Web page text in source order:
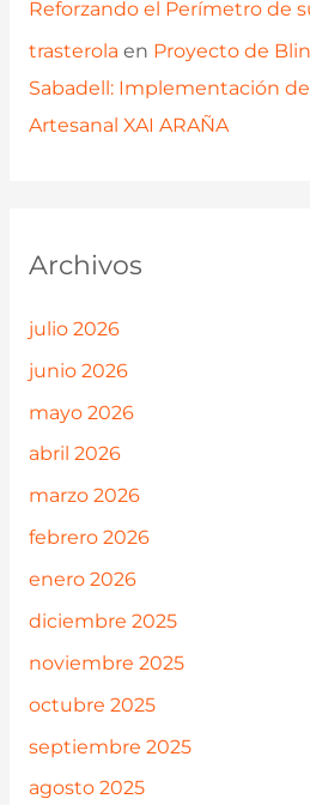
Reforzando el Perímetro de
trasterola en Proyecto de
Sabadell: Implementación de
Artesanal XAI ARAÑA
Archivos
julio 2026
junio 2026
mayo 2026
abril 2026
marzo 2026
febrero 2026
enero 2026
diciembre 2025
noviembre 2025
octubre 2025
septiembre 2025
agosto 2025